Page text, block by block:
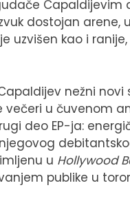
dostojan
uzvišen kao i
nežni novi
večeri u čuvenom
deo EP-ja:
u Hollywood
publike u